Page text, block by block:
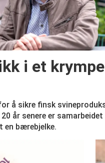
i et
å sikre finsk
år senere er
bærebjelke.